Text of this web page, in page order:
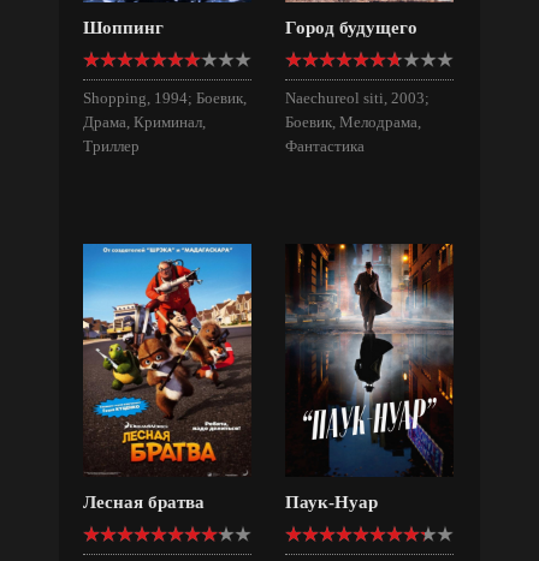
Шоппинг
Shopping, 1994; Боевик,
Драма, Криминал,
Триллер
Город будущего
Naechureol siti, 2003;
Боевик, Мелодрама,
Фантастика
Лесная братва Паук-Нуар